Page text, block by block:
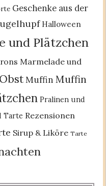
Geschenke aus der
Halloween
und Plätzchen
Marmelade und
Muffin Muffin
Pralinen und
Tarte Rezensionen
Sirup & Liköre Tarte